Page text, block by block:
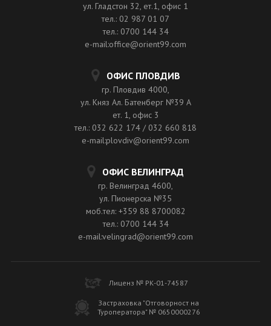
ул. Гладстон 32, ет.1, офис 1
тел.: 02 987 01 07
тел.: 0700 144 34
e-mail:office@orient99.com
ОФИС ПЛОВДИВ
гр. Пловдив 4000,
ул. Княз Ал. Батенберг №39 A
ет. 1, офис 3
тел.: 032 622 174 / 032 660 818
e-mail:plovdiv@orient99.com
ОФИС ВЕЛИНГРАД
гр. Велинград 4600,
ул. Пионерска №35
моб.тел: +359 88 8700082
тел.: 0700 144 34
e-mail:velingrad@orient99.com
Лиценз № РК-01-74587
Застраховка "Отговорност на
Туроператора" № 0650000276